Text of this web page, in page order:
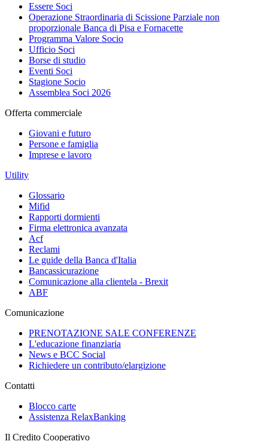
Essere Soci
Operazione Straordinaria di Scissione Parziale non
proporzionale Banca di Pisa e Fornacette
Programma Valore Socio
Ufficio Soci
Borse di studio
Eventi Soci
Stagione Socio
Assemblea Soci 2026
Offerta commerciale
Giovani e futuro
Persone e famiglia
Imprese e lavoro
Utility
Glossario
Mifid
Rapporti dormienti
Firma elettronica avanzata
Acf
Reclami
Le guide della Banca d'Italia
Bancassicurazione
Comunicazione alla clientela - Brexit
ABF
Comunicazione
PRENOTAZIONE SALE CONFERENZE
L'educazione finanziaria
News e BCC Social
Richiedere un contributo/elargizione
Contatti
Blocco carte
Assistenza RelaxBanking
Il Credito Cooperativo